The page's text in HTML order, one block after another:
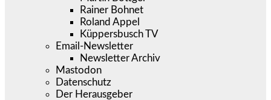
Rainer Bohnet
Roland Appel
Küppersbusch TV
Email-Newsletter
Newsletter Archiv
Mastodon
Datenschutz
Der Herausgeber